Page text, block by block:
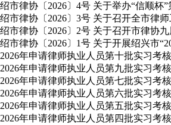
绍市律协〔2026〕4号 关于举办“信顺杯
绍市律协〔2026〕3号 关于召开全市律
绍市律协〔2026〕2号 关于召开市律协
绍市律协〔2026〕1号 关于开展绍兴市
2026年申请律师执业人员第十批实习考
2026年申请律师执业人员第九批实习考
2026年申请律师执业人员第七批实习考
2026年申请律师执业人员第六批实习考
2026年申请律师执业人员第五批实习考
2026年申请律师执业人员第四批实习考